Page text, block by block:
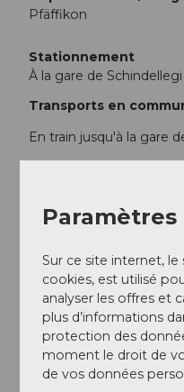
Pfäffikon
Stationnement
À la gare de Schindellegi
Transports en
En train jusqu'à la gare
Informations
www.bauernlehrpfad.ch
Auteur(e)
Franz Philipp
Organisation
Paramètres
Sur ce site internet, le
cookies, est utilisé
analyser les offres et
plus d’informations
protection des
moment le droit de
de vos données